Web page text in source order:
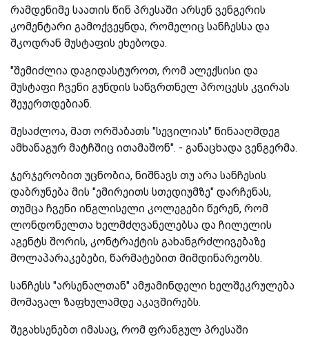
რამდენიმე საათის წინ პრესაში არსენ ვენგერის
კომენტარი გამოქვეყნდა, რომელიც სანჩესსა და
შკოდრან მუსტაფის ეხებოდა.
"შემიძლია დაგიდასტუროთ, რომ ალექსისი და
მუსტაფი ჩვენი გუნდის საწვრთნელ პროცესს კვირას
შეუერთდებიან.
შესაძლოა, მათ ორშაბათს "სევილიას" წინააღმდეგ
ამხანაგურ მატჩშიც ითამაშონ". - განაცხადა ვენგერმა.
ჯერჯერობით უცნობია, ნიშნავს თუ არა სანჩესის
დაბრუნება მის "ემირეითს სთედიუმზე" დარჩენას,
თუმცა ჩვენი ინგლისელი კოლეგები წერენ, რომ
ლონდონელთა ხელმძღვანელებსა და ჩილელის
აგენტს შორის, კონტრაქტის გახანგრძლივებაზე
მოლაპარაკებები, წარმატებით მიმდინარეობს.
სანჩესს "არსენალთან" ამჟამინდელი ხელშეკრულება
მომავალ ზაფხულამდე აკავშირებს.
შეგახსენებთ იმასაც, რომ ფრანგულ პრესაში